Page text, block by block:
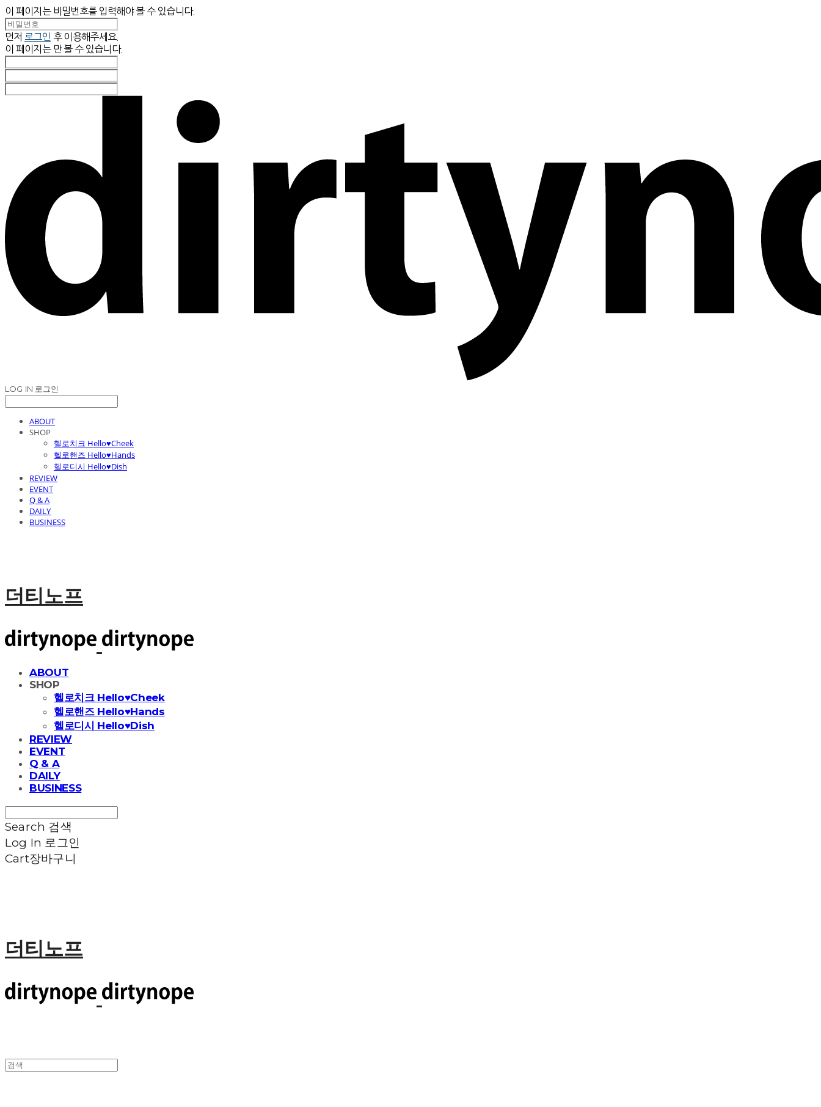
이 페이지는 비밀번호를 입력해야 볼 수 있습니다.
먼저 로그인 후 이용해주세요.
이 페이지는 만 볼 수 있습니다.
LOG IN 로그인
ABOUT
SHOP
헬로치크 Hello♥Cheek
헬로핸즈 Hello♥Hands
헬로디시 Hello♥Dish
REVIEW
EVENT
Q & A
DAILY
BUSINESS
더티노프
ABOUT
SHOP
헬로치크 Hello♥Cheek
헬로핸즈 Hello♥Hands
헬로디시 Hello♥Dish
REVIEW
EVENT
Q & A
DAILY
BUSINESS
Search 검색
Log In 로그인
Cart장바구니
더티노프